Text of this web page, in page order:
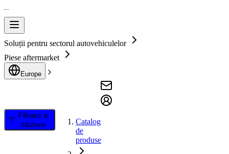
Soluții pentru sectorul autovehiculelor
Piese aftermarket
Europe
Filtrare și
căutare
Catalog
de
produse